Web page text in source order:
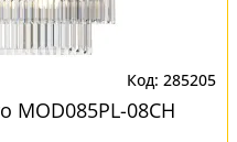
285205
MOD085PL-08CH